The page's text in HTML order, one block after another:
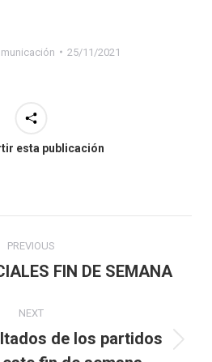
25/11/2021
esta publicación
PREVIOUS
PreviousFIN DE SEMANA
NEXT
Nextde los partidos